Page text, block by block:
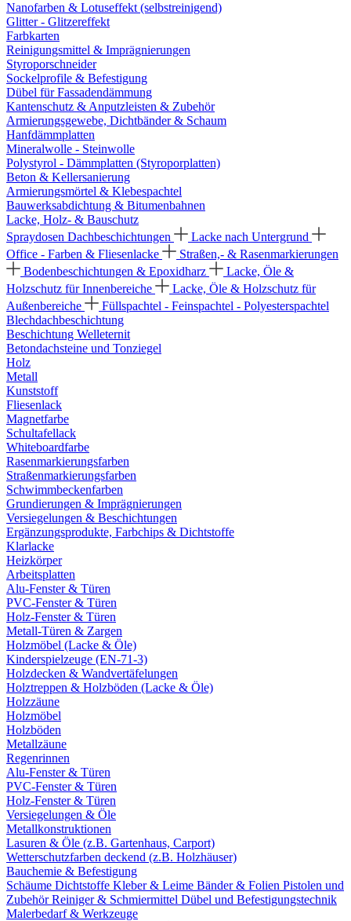
Nanofarben & Lotuseffekt (selbstreinigend)
Glitter - Glitzereffekt
Farbkarten
Reinigungsmittel & Imprägnierungen
Styroporschneider
Sockelprofile & Befestigung
Dübel für Fassadendämmung
Kantenschutz & Anputzleisten & Zubehör
Armierungsgewebe, Dichtbänder & Schaum
Hanfdämmplatten
Mineralwolle - Steinwolle
Polystyrol - Dämmplatten (Styroporplatten)
Beton & Kellersanierung
Armierungsmörtel & Klebespachtel
Bauwerksabdichtung & Bitumenbahnen
Lacke, Holz- & Bauschutz
Spraydosen Dachbeschichtungen
Lacke nach Untergrund
Office - Farben & Fliesenlacke
Straßen,- & Rasenmarkierungen
Bodenbeschichtungen & Epoxidharz
Lacke, Öle &
Holzschutz für Innenbereiche
Lacke, Öle & Holzschutz für
Außenbereiche
Füllspachtel - Feinspachtel - Polyesterspachtel
Blechdachbeschichtung
Beschichtung Welleternit
Betondachsteine und Tonziegel
Holz
Metall
Kunststoff
Fliesenlack
Magnetfarbe
Schultafellack
Whiteboardfarbe
Rasenmarkierungsfarben
Straßenmarkierungsfarben
Schwimmbeckenfarben
Grundierungen & Imprägnierungen
Versiegelungen & Beschichtungen
Ergänzungsprodukte, Farbchips & Dichtstoffe
Klarlacke
Heizkörper
Arbeitsplatten
Alu-Fenster & Türen
PVC-Fenster & Türen
Holz-Fenster & Türen
Metall-Türen & Zargen
Holzmöbel (Lacke & Öle)
Kinderspielzeuge (EN-71-3)
Holzdecken & Wandvertäfelungen
Holztreppen & Holzböden (Lacke & Öle)
Holzzäune
Holzmöbel
Holzböden
Metallzäune
Regenrinnen
Alu-Fenster & Türen
PVC-Fenster & Türen
Holz-Fenster & Türen
Versiegelungen & Öle
Metallkonstruktionen
Lasuren & Öle (z.B. Gartenhaus, Carport)
Wetterschutzfarben deckend (z.B. Holzhäuser)
Bauchemie & Befestigung
Schäume Dichtstoffe Kleber & Leime Bänder & Folien Pistolen und
ZubehörReiniger & Schmiermittel Dübel und Befestigungstechnik
Malerbedarf & Werkzeuge